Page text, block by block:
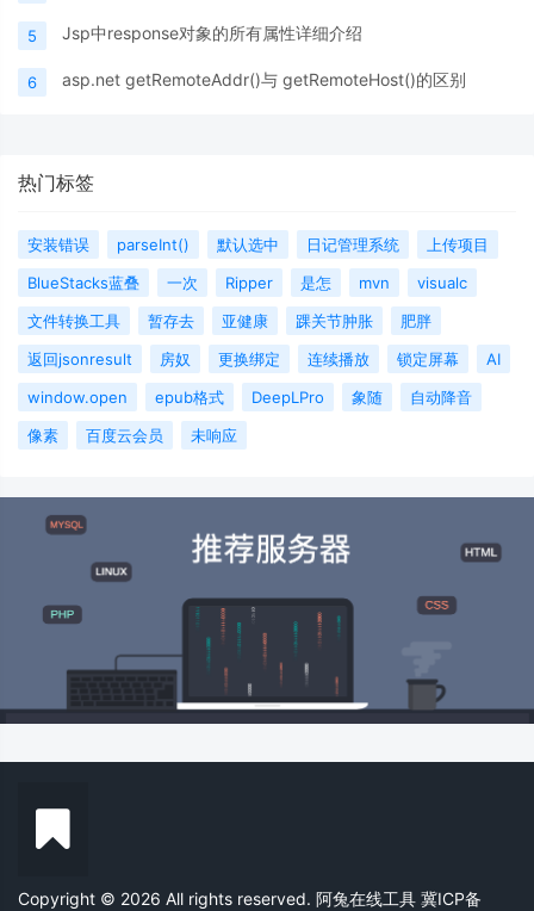
5 Jsp中response对象的所有属性详细介绍
6 asp.net getRemoteAddr()与 getRemoteHost()的区别
热门标签
安装错误 parseInt() 默认选中 日记管理系统
上传项目
BlueStacks蓝叠
一次 Ripper 是怎 mvn
visualc
文件转换工具
暂存去 亚健康 踝关节肿胀
肥胖
返回jsonresult
房奴 更换绑定 连续播放 锁定屏幕
AI
window.open
epub格式 DeepLPro 象随
自动降音
像素
百度云会员 未响应
Copyright © 2026 All rights reserved. 阿兔在线工具 冀ICP备